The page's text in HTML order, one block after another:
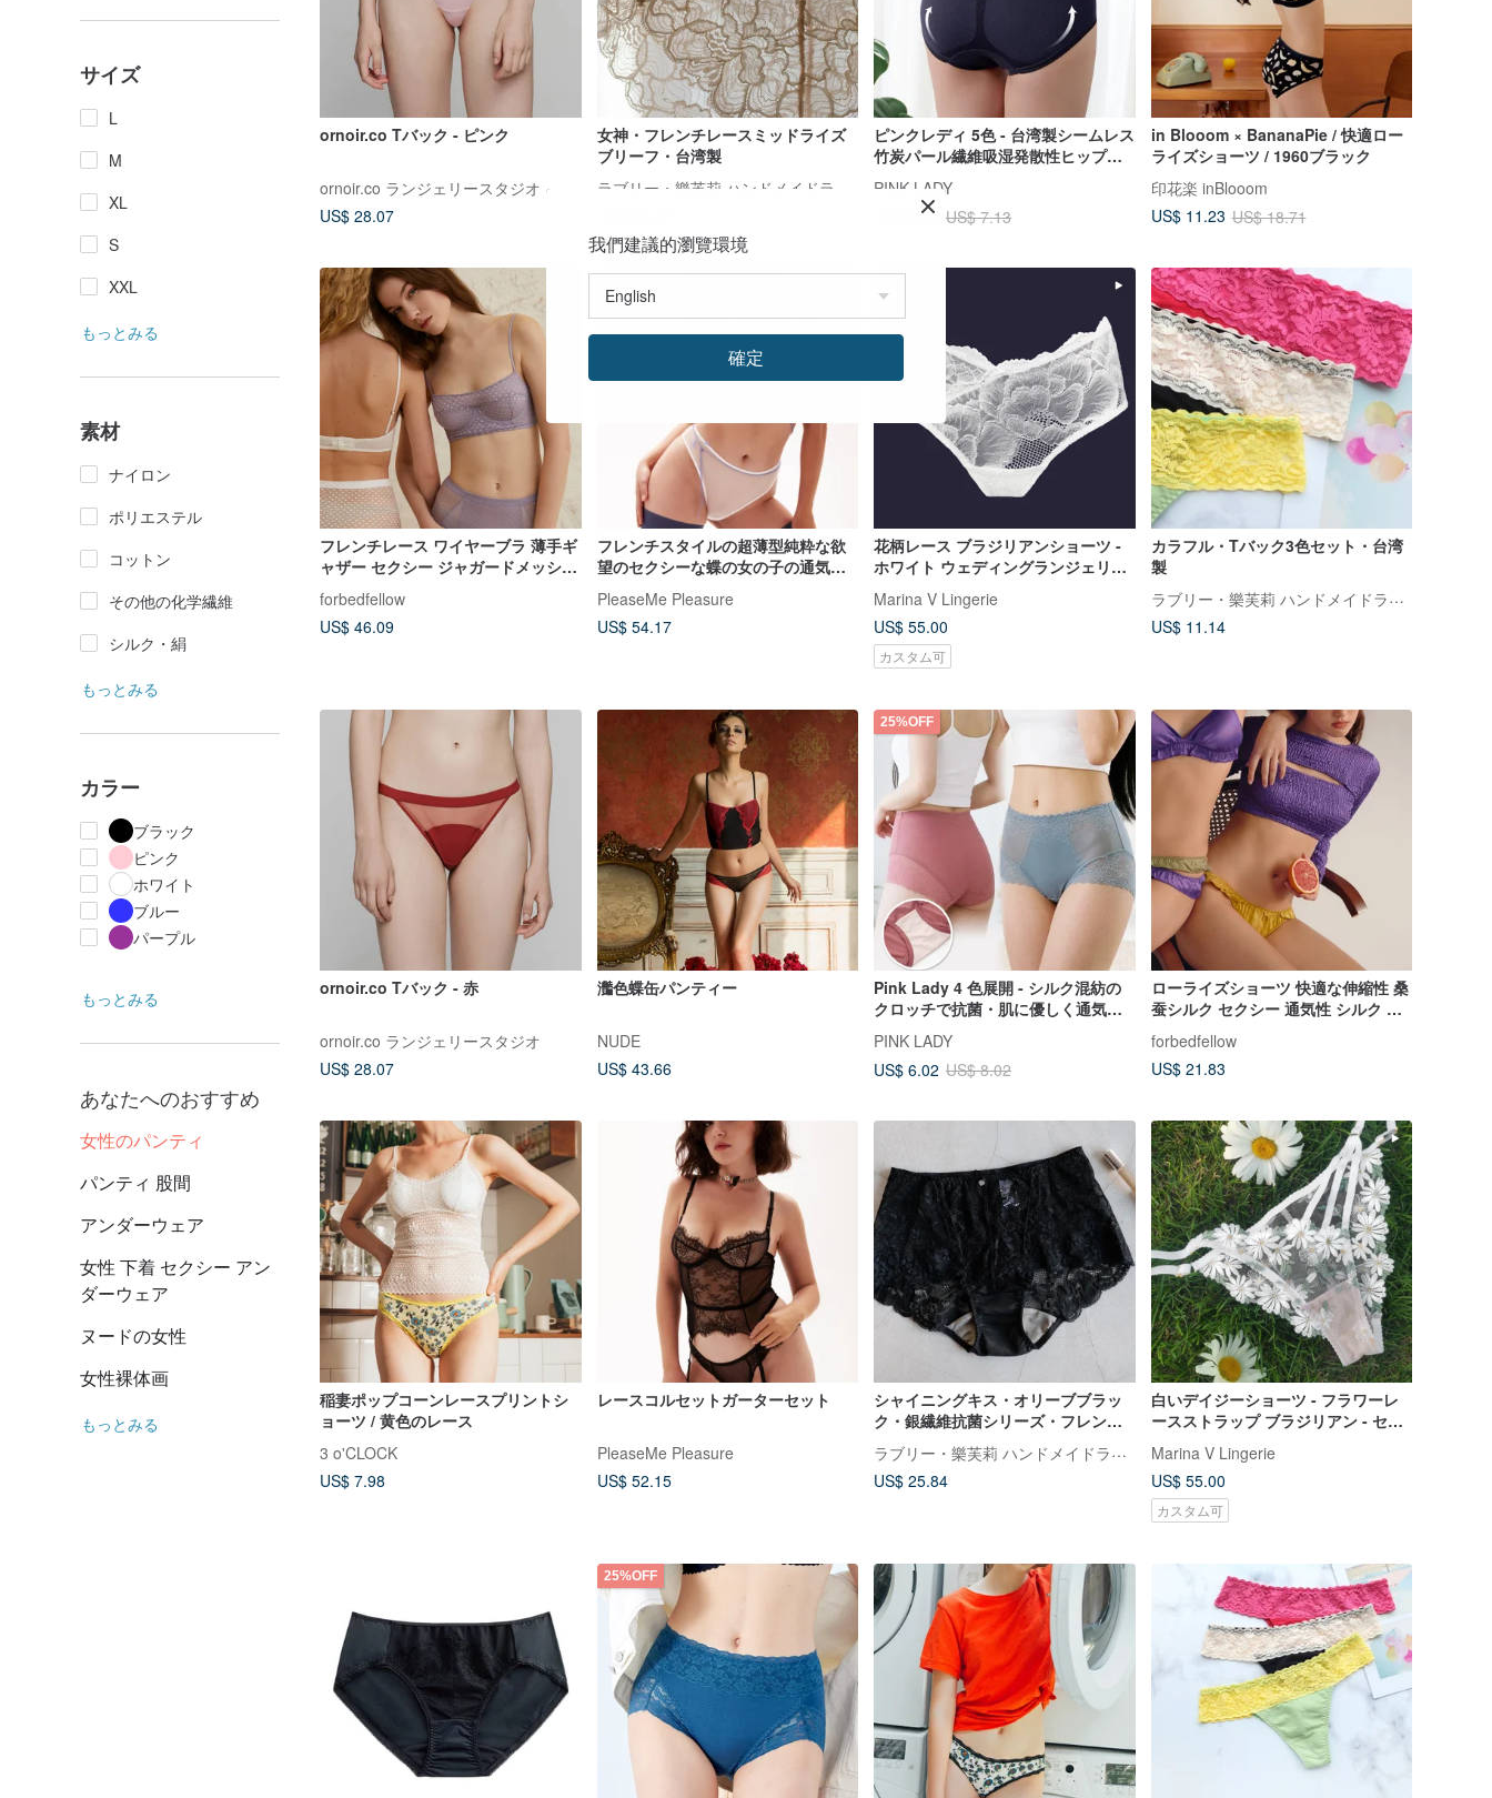
サイズ
L
M
XL
S
XXL
もっとみる
素材
ナイロン
ポリエステル
コットン
その他の化学繊維
シルク・絹
もっとみる
カラー
ブラック
ピンク
ホワイト
ブルー
パープル
もっとみる
あなたへのおすすめ
女性のパンティ
パンティ 股間
アンダーウェア
女性 下着 セクシー アン
ダーウェア
ヌードの女性
女性裸体画
もっとみる
ornoir.co Tバック - ピンク
ornoir.co ランジェリースタジオ
US$ 28.07
女神・フレンチレースミッドライズ
ブリーフ・台湾製
ピンクレディ 5色 - 台湾製シームレス
竹炭パール繊維吸湿発散性ヒップア
PINK LADY
US$ 5.35 US$ 7.13
in Blooom × BananaPie / 快適ロー
ライズショーツ / 1960ブラック
印花楽 inBlooom
US$ 11.23 US$ 18.71
フレンチレース ワイヤーブラ 薄手ギ
ャザー セクシー ジャガードメッシュ
下着セット
forbedfellow
US$ 46.09
フレンチスタイルの超薄型純粋な欲
望のセクシーな蝶の女の子の通気性
のあるブラジャーパンティセット
PleaseMe Pleasure
US$ 54.17
花柄レース ブラジリアンショーツ -
ホワイト ウェディングランジェリー
- ブライダル セクシーランジェリー
Marina V Lingerie
US$ 55.00
カスタム可
カラフル・Tバック3色セット・台湾
製
ラブリー・樂芙莉 ハンドメイドランジェリー
US$ 11.14
ornoir.co Tバック - 赤
ornoir.co ランジェリースタジオ
US$ 28.07
灎色蝶缶パンティー
NUDE
US$ 43.66
25%OFF
Pink Lady 4 色展開 - シルク混紡の
クロッチで抗菌・肌に優しく通気性
も抜群のメッシュレースハイウエス
トショーツ
PINK LADY
US$ 6.02 US$ 8.02
ローライズショーツ 快適な伸縮性 桑
蚕シルク セクシー 通気性 シルク 極
薄 三角ショーツ レディース
forbedfellow
US$ 21.83
稲妻ポップコーンレースプリントシ
ョーツ / 黄色のレース
3 o'CLOCK
US$ 7.98
レースコルセットガーターセット
PleaseMe Pleasure
US$ 52.15
シャイニングキス・オリーブブラッ
ク・銀繊維抗菌シリーズ・フレンチ
レースミドルライズボクサーショー
ツ・台湾製
ラブリー・樂芙莉 ハンドメイドランジェリー
US$ 25.84
白いデイジーショーツ - フラワーレ
ースストラップ ブラジリアン - セク
Marina V Lingerie
US$ 55.00
カスタム可
25%OFF
我們建議的瀏覽環境
確定